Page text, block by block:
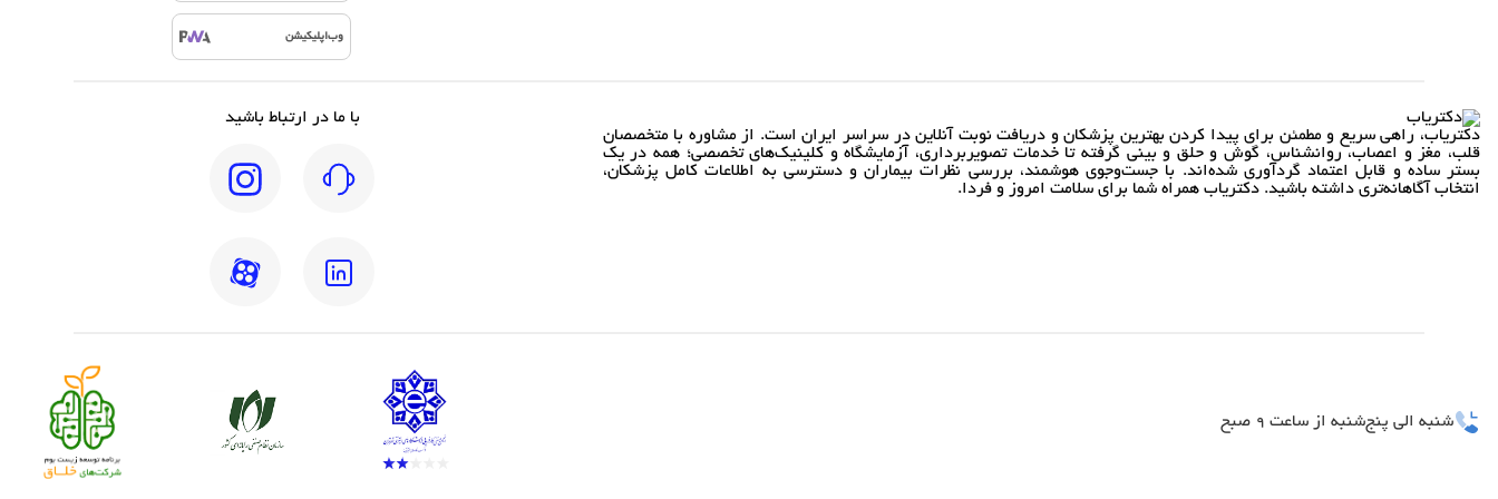
وب‌اپلیکیشن
دکتریاب، راهی سریع و مطمئن برای پیدا کردن بهترین پزشکان و دریافت نوبت آنلاین در سراسر ایران است. از مشاوره با متخصصان
قلب، مغز و اعصاب، روانشناس، گوش و حلق و بینی گرفته تا خدمات تصویربرداری، آزمایشگاه و کلینیک‌های تخصصی؛ همه در یک
بستر ساده و قابل اعتماد گردآوری شده‌اند. با جست‌وجوی هوشمند، بررسی نظرات بیماران و دسترسی به اطلاعات کامل پزشکان،
انتخاب آگاهانه‌تری داشته باشید. دکتریاب همراه شما برای سلامت امروز و فردا.
با ما در ارتباط باشید
شنبه الی پنج‌شنبه از ساعت 9 صبح